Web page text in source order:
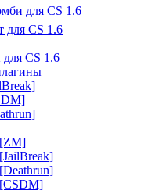
для CS 1.6
для CS 1.6
CS 1.6
[ZM]
[CSDM]